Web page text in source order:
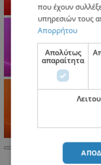
Σχετικά Προϊόντα
που έχουν
υπηρεσιών τους
Απορρήτου
Απολύτως
απαραίτητα